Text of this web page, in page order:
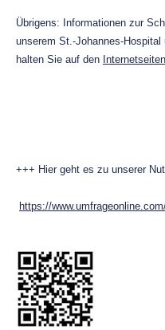
Übrigens: Informationen zur
unserem St.-Johannes-
halten Sie auf den
+++ Hier geht es zu unserer
https://